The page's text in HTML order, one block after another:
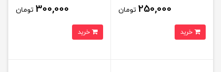
250,000 تومان 300,000 تومان